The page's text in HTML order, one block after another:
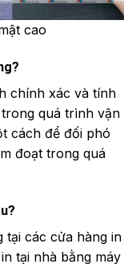
cao
chính xác và tính
quá trình vận
cách để đối phó
đoạt trong quá
tại các cửa hàng in
tại nhà bằng máy